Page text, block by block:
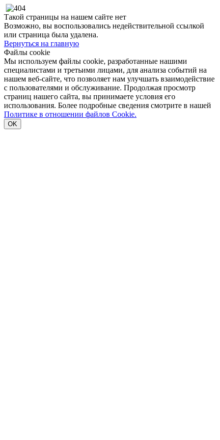
Такой страницы на нашем сайте нет
Возможно, вы воспользовались недействительной ссылкой
или страница была удалена.
Вернуться на главную
Файлы cookie
Мы используем файлы cookie, разработанные нашими
специалистами и третьими лицами, для анализа событий на
нашем веб-сайте, что позволяет нам улучшать взаимодействие
с пользователями и обслуживание. Продолжая просмотр
страниц нашего сайта, вы принимаете условия его
использования. Более подробные сведения смотрите в нашей
Политике в отношении файлов Cookie.
OK